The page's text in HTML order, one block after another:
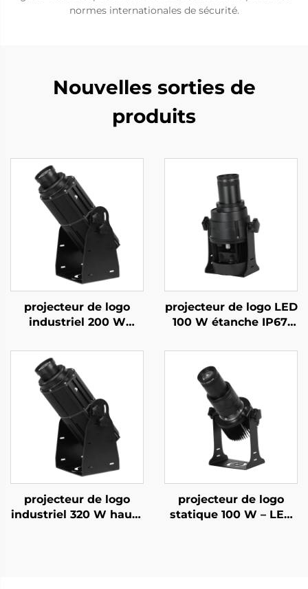
normes internationales de sécurité.
Nouvelles sorties de
produits
projecteur de logo
industriel 200 W
Gobo rotative pour la
sécurité en usine et
avertissement de
passage piéton
projecteur de logo LED
100 W étanche IP67,
pour marquage
extérieur grand format
et projection sur
bâtiments
projecteur de logo
industriel 320 W haute
projecteur de logo
statique 100 W – LED